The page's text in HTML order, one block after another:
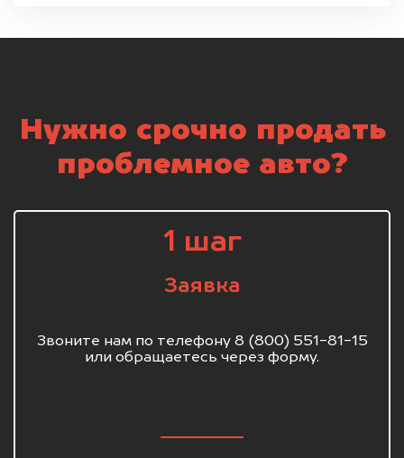
Нужно срочно продать
проблемное авто?
1 шаг
Заявка
Звоните нам по телефону 8 (800) 551-81-15
или обращаетесь через форму.